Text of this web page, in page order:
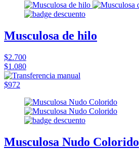
Musculosa de hilo
$2.700
$1.080
$972
Musculosa Nudo Colorido